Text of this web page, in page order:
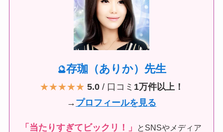
🔮存珈（ありか）先生
★★★★★ 5.0/ 口コミ 1万件以上！
→ プロフィールを見る
「当たりすぎてビックリ！」
とSNSやメディア